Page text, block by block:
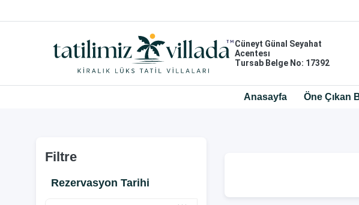
Cüneyt Günal Seyahat
Acentesı
Tursab Belge No: 17392
Anasayfa Öne Çıkan
Filtre
Rezervasyon Tarihi